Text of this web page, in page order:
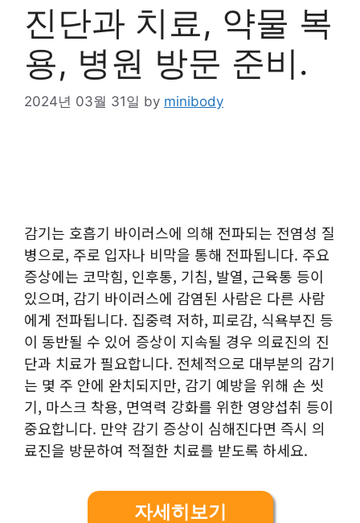
진단과 치료, 약물 복
용, 병원 방문 준비.
2024년 03월 31일 by minibody
감기는 호흡기 바이러스에 의해 전파되는 전염성 질
병으로, 주로 입자나 비막을 통해 전파됩니다. 주요
증상에는 코막힘, 인후통, 기침, 발열, 근육통 등이
있으며, 감기 바이러스에 감염된 사람은 다른 사람
에게 전파됩니다. 집중력 저하, 피로감, 식욕부진 등
이 동반될 수 있어 증상이 지속될 경우 의료진의 진
단과 치료가 필요합니다. 전체적으로 대부분의 감기
는 몇 주 안에 완치되지만, 감기 예방을 위해 손 씻
기, 마스크 착용, 면역력 강화를 위한 영양섭취 등이
중요합니다. 만약 감기 증상이 심해진다면 즉시 의
료진을 방문하여 적절한 치료를 받도록 하세요.
자세히보기